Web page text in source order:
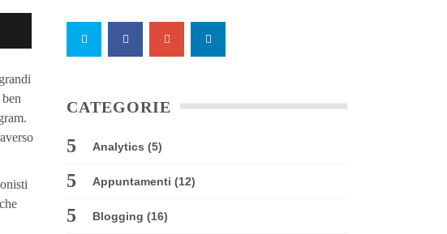
CATEGORIE
Analytics (5)
Appuntamenti (12)
Blogging (16)